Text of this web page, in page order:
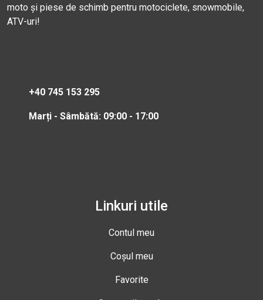
moto și piese de schimb pentru motociclete, snowmobile,
ATV-uri!
+40 745 153 295
Marți - Sâmbătă: 09:00 - 17:00
Linkuri utile
Contul meu
Coșul meu
Favorite